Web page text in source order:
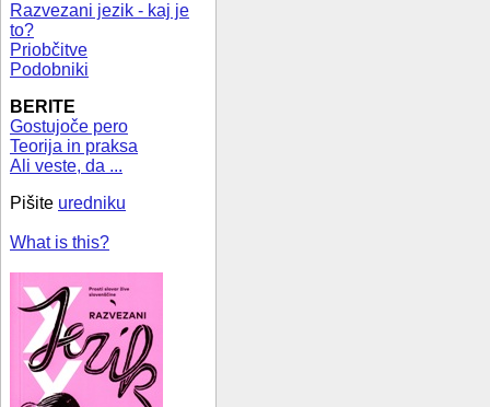
Razvezani jezik - kaj je
to?
Priobčitve
Podobniki
BERITE
Gostujoče pero
Teorija in praksa
Ali veste, da ...
Pišite uredniku
What is this?